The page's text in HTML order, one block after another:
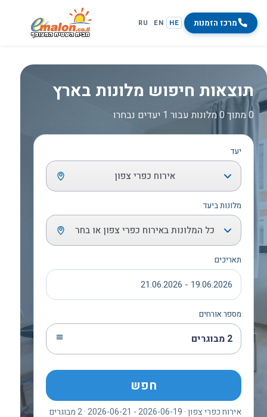
מרכז הזמנות HE
EN
RU
תוצאות חיפוש מלונות בארץ
0 מתוך 0 מלונות עבור 1 יעדים נבחרו
יעד
אירוח כפרי צפון
מלונות ביעד
כל המלונות באירוח כפרי צפון או בחר
תאריכים
19.06.2026 - 21.06.2026
מספר אורחים
2 מבוגרים
חפש
אירוח כפרי צפון · 2026-06-19 - 2026-06-21 · 2 מבוגרים